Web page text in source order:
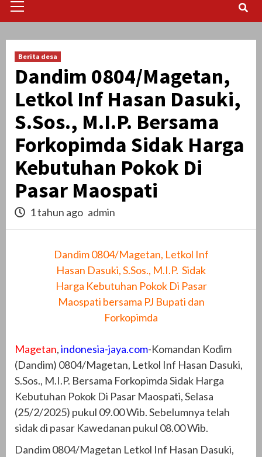
Menu
Berita desa
Dandim 0804/Magetan,
Letkol Inf Hasan Dasuki,
S.Sos., M.I.P. Bersama
Forkopimda Sidak Harga
Kebutuhan Pokok Di
Pasar Maospati
1 tahun ago admin
Dandim 0804/Magetan, Letkol Inf
Hasan Dasuki, S.Sos., M.I.P. Sidak
Harga Kebutuhan Pokok Di Pasar
Maospati bersama PJ Bupati dan
Forkopimda
Magetan,indonesia-jaya.com-Komandan Kodim
(Dandim) 0804/Magetan, Letkol Inf Hasan Dasuki,
S.Sos., M.I.P. Bersama Forkopimda Sidak Harga
Kebutuhan Pokok Di Pasar Maospati, Selasa
(25/2/2025) pukul 09.00 Wib. Sebelumnya telah
sidak di pasar Kawedanan pukul 08.00 Wib.
Dandim 0804/Magetan Letkol Inf Hasan Dasuki,